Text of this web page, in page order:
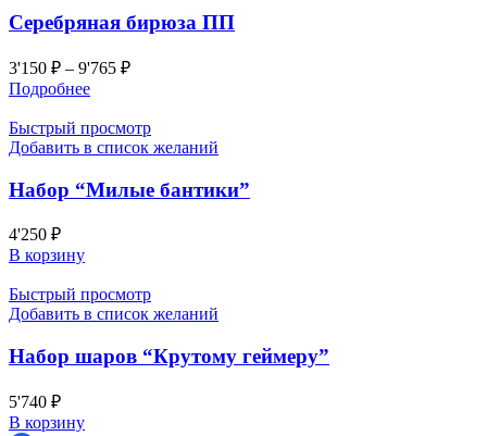
Серебряная бирюза ПП
3'150 ₽ – 9'765 ₽
Подробнее
Быстрый просмотр
Добавить в список желаний
Набор “Милые бантики”
4'250 ₽
В корзину
Быстрый просмотр
Добавить в список желаний
Набор шаров “Крутому геймеру”
5'740 ₽
В корзину